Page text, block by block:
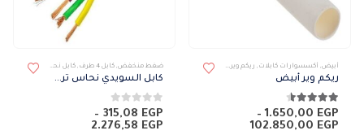
هناك العديد من الأشكال المختلفة لهذا المنتج. يمكن اختيار الخيارات على صفحة المنتج
أبيض, أكسسوارات كابلات , ريكم وير , كابلات و إكسسوارات
ريكم وير أبيض
4.50من 5
1.650,00 EGP
–
102.850,00 EGP
نطاق
ضغط منخفض, كابل 4 طرف , كابل نحاس ترمو بلاستيك
كابل السويدي نحاس ترمو 4 طرف
0من 5 315,08 EGP
–
2.276,58 EGP